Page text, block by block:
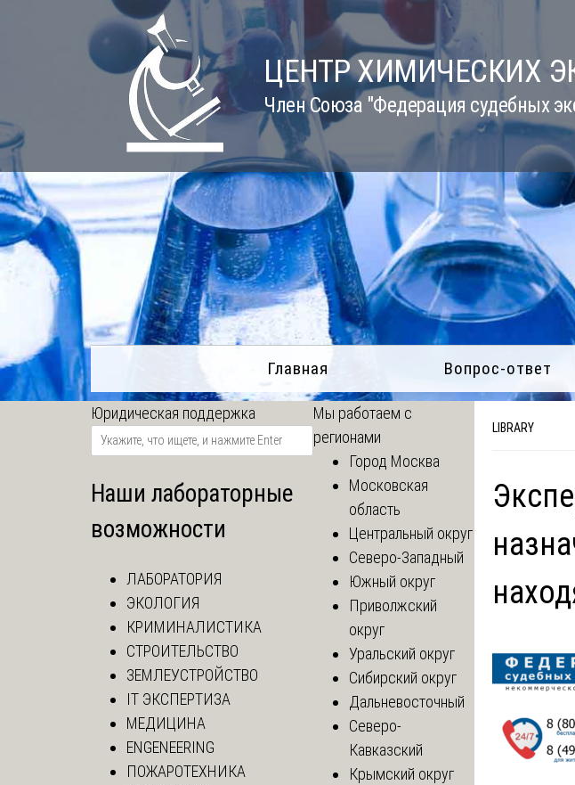
ЦЕНТР ХИМИЧЕСКИХ
Член Союза "Федерация судебных
Главная Вопрос-ответ
LIBRARY
Юридическая поддержка
Наши лабораторные
возможности
ЛАБОРАТОРИЯ
ЭКОЛОГИЯ
КРИМИНАЛИСТИКА
СТРОИТЕЛЬСТВО
ЗЕМЛЕУСТРОЙСТВО
IT ЭКСПЕРТИЗА
МЕДИЦИНА
ENGENEERING
ПОЖАРОТЕХНИКА
Мы работаем с
регионами
Город Москва
Московская
область
Центральный округ
Северо-Западный
Южный округ
Приволжский
округ
Уральский округ
Сибирский округ
Дальневосточный
Северо-
Кавказский
Крымский округ